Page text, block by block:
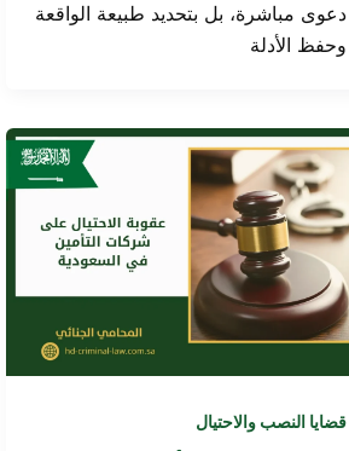
دعوى مباشرة، بل بتحديد طبيعة الواقعة
وحفظ الأدلة
قضايا النصب والاحتيال